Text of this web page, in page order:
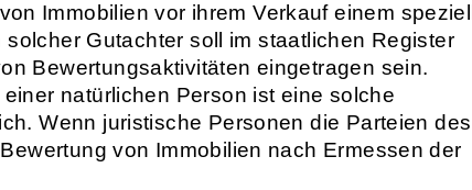
Immobilien vor ihrem Verkauf einem speziell
Gutachter soll im staatlichen Register
Bewertungsaktivitäten eingetragen sein.
natürlichen Person ist eine solche
Wenn juristische Personen die Parteien des
von Immobilien nach Ermessen der